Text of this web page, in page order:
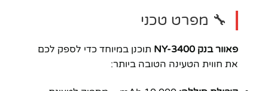
🔧 מפרט טכני
פאוור בנק NY-3400
תוכנן במיוחד כדי לספק לכם
את חווית הטעינה הטובה ביותר: